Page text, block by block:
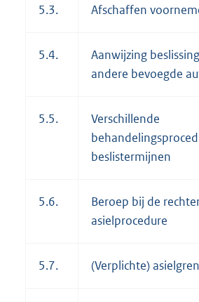
5.3. Afschaffen
5.4.
Aanwijzing
andere bevoegde
5.5.
Verschillende
beslistermijnen
5.6.
Beroep bij de
asielprocedure
5.7. (Verplichte)